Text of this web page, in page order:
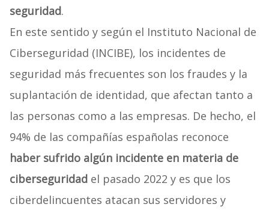
seguridad.
En este sentido y según el Instituto Nacional de
Ciberseguridad (INCIBE), los incidentes de
seguridad más frecuentes son los fraudes y la
suplantación de identidad, que afectan tanto a
las personas como a las empresas. De hecho, el
94% de las compañías españolas reconoce
haber sufrido algún incidente en materia de
ciberseguridadel pasado 2022 y es que los
ciberdelincuentes atacan sus servidores y